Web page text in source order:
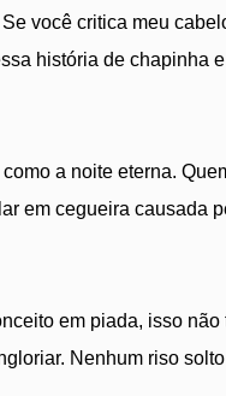
você critica meu
história de chapinha
a noite eterna.
em cegueira causada
em piada, isso
Nenhum riso